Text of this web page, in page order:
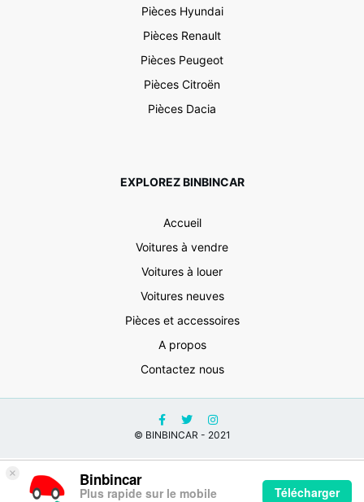
× Binbincar
Plus rapide sur le mobile
Télécharger
Pièces Hyundai
Pièces Renault
Pièces Peugeot
Pièces Citroën
Pièces Dacia
EXPLOREZ BINBINCAR
Accueil
Voitures à vendre
Voitures à louer
Voitures neuves
Pièces et accessoires
A propos
Contactez nous
© BINBINCAR - 2021